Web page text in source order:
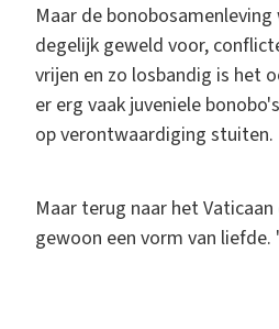
Maar de
degelijk geweld voor,
vrijen en zo losbandig is het
er erg vaak juveniele
op verontwaardiging stuiten.
Maar terug naar het
gewoon een vorm van liefde.